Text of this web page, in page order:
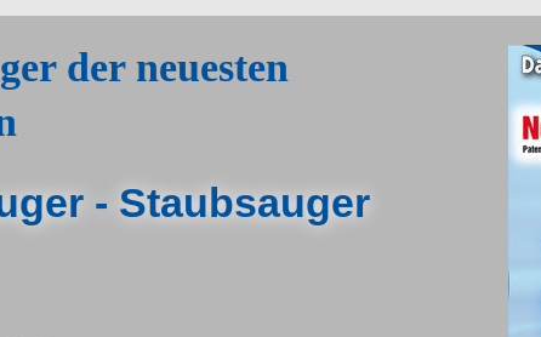
der neuesten
- Staubsauger